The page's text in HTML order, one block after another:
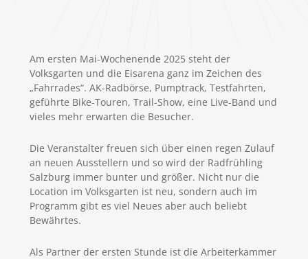
Am ersten Mai-Wochenende 2025 steht der
Volksgarten und die Eisarena ganz im Zeichen des
„Fahrrades“. AK-Radbörse, Pumptrack, Testfahrten,
geführte Bike-Touren, Trail-Show, eine Live-Band und
vieles mehr erwarten die Besucher.
Die Veranstalter freuen sich über einen regen Zulauf
an neuen Ausstellern und so wird der Radfrühling
Salzburg immer bunter und größer. Nicht nur die
Location im Volksgarten ist neu, sondern auch im
Programm gibt es viel Neues aber auch beliebt
Bewährtes.
Als Partner der ersten Stunde ist die Arbeiterkammer